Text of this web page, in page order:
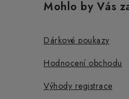
Mohlo by Vás
Dárkové poukazy
Hodnocení obchodu
Výhody registrace